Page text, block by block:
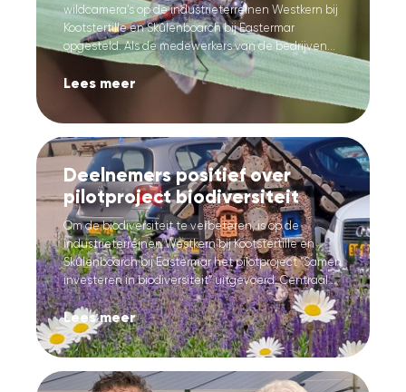
wildcamera’s op de industrieterreinen Westkern bij
Kootstertille en Skûlenboarch bij Eastermar
opgesteld. Als de medewerkers van de bedrijven...
Lees meer
Deelnemers positief over
pilotproject biodiversiteit
Om de biodiversiteit te verbeteren, is op de
industrieterreinen Westkern bij Kootstertille en
Skûlenboarch bij Eastermar het pilotproject “Samen
investeren in biodiversiteit” uitgevoerd. Centraal...
Lees meer